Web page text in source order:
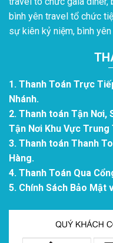
bình yên travel tổ chức
sự kiên kỷ niệm, bình
1. Thanh Toán Trực
Nhánh.
2. Thanh toán Tận Nơi,
Tận Nơi Khu Vực Trung
3. Thanh toán Thanh
Hàng.
4. Thanh Toán Qua
5. Chính Sách Bảo Mật